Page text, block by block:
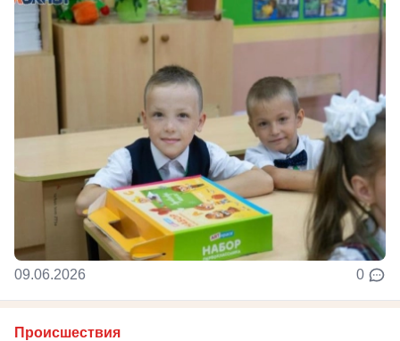
09.06.2026 0
Происшествия